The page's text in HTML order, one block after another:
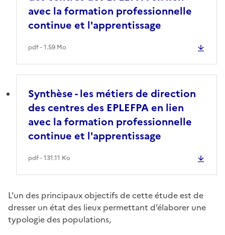
avec la formation professionnelle
continue et l'apprentissage
pdf - 1.59 Mo
Synthèse - les métiers de direction
des centres des EPLEFPA en lien
avec la formation professionnelle
continue et l'apprentissage
pdf - 131.11 Ko
L’un des principaux objectifs de cette étude est de
dresser un état des lieux permettant d’élaborer une
typologie des populations,